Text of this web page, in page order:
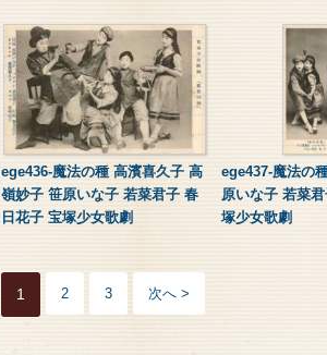
ege436-魔法の種 高濱喜久子 高
嶺妙子 笹原いな子 若菜君子 春
日花子 宝塚少女歌劇
ege437-魔法の
原いな子 若菜
塚少女歌劇
1 2 3 次へ >